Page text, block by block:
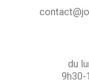
du
9h30-